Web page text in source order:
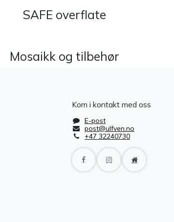
SAFE overflate
Mosaikk og tilbehør
Kom i kontakt med oss
E-post
post@ulfven.no
+47 32240730